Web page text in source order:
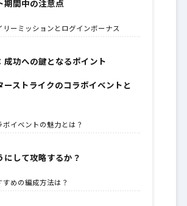
期間中の注意点
リーミッションとログインボーナス
成功への鍵となるポイント
ーストライクのコラボイベントと
ボイベントの魅力とは？
にして攻略するか？
すめの編成方法は？